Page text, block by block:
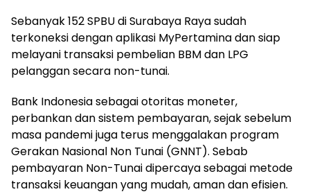
Sebanyak 152 SPBU di Surabaya Raya sudah
terkoneksi dengan aplikasi MyPertamina dan siap
melayani transaksi pembelian BBM dan LPG
pelanggan secara non-tunai.
Bank Indonesia sebagai otoritas moneter,
perbankan dan sistem pembayaran, sejak sebelum
masa pandemi juga terus menggalakan program
Gerakan Nasional Non Tunai (GNNT). Sebab
pembayaran Non-Tunai dipercaya sebagai metode
transaksi keuangan yang mudah, aman dan efisien.